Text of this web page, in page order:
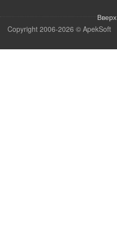
Вверх
Copyright 2006-2026 © ApekSoft